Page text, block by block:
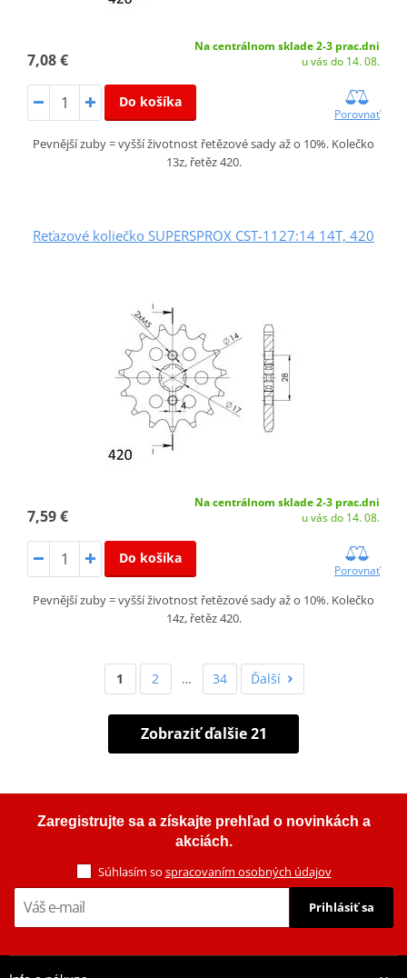
7,08 €
Na centrálnom sklade 2-3 prac.dni
u vás do 14. 08.
Do košíka
Porovnať
Pevnější zuby = vyšší životnost řetězové sady až o 10%. Kolečko
13z, řetěz 420.
Reťazové koliečko SUPERSPROX CST-1127:14 14T, 420
7,59 €
Na centrálnom sklade 2-3 prac.dni
u vás do 14. 08.
Do košíka
Porovnať
Pevnější zuby = vyšší životnost řetězové sady až o 10%. Kolečko
14z, řetěz 420.
1 2 … 34 Ďalší
Zobraziť ďalšie 21
Zaregistrujte sa a získajte prehľad o novinkách a
akciách.
Súhlasím so spracovaním osobných údajov
Prihlásiť sa